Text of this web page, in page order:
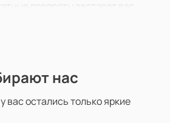
за развитием событий,
постановке тонко
над ценностями
нас
вас остались только яркие